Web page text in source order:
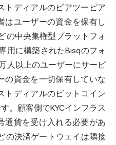
トディアルのピアツーピア
はユーザーの資金を保有し
の中央集権型プラットフォ
用に構築されたBisqのフォ
人以上のユーザーにサービ
の資金を一切保有していな
トディアルのビットコイン
。顧客側でKYCインフラス
通貨を受け入れる必要があ
の決済ゲートウェイは隣接